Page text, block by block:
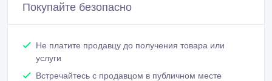
Покупайте безопасно
Не платите продавцу до получения товара или
услуги
Встречайтесь с продавцом в публичном месте